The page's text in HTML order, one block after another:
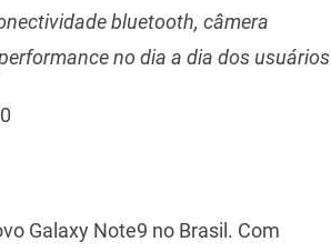
bluetooth, câmera
no dia a dia dos usuários
Galaxy Note9 no Brasil. Com